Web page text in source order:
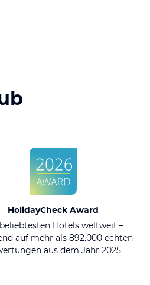
HolidayCheck Award
Hotels weltweit –
auf mehr als 892.000 echten
aus dem Jahr 2025